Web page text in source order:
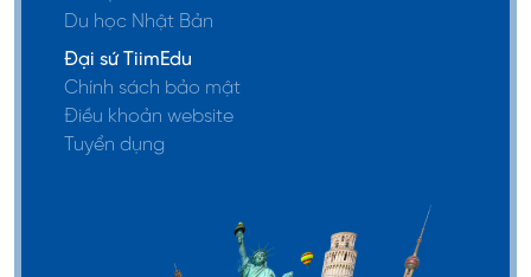
càng cao. Bạn có thể tìm và theo dõi các suất học
bổng Canada tại các nguồn sau:
Săn học bổng tại website trường
ngành học, thời gian nộp hồ sơ và những thông tin
khác. Đăng ký nhận thông báo qua email và
Du học Nhật Bản
Đại sứ TiimEdu
Chính sách bảo mật
Điều khoản website
Tuyển dụng